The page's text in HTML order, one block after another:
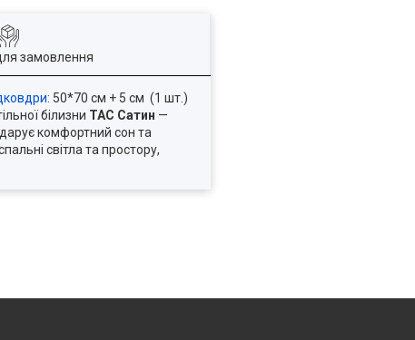
замовлення
: 50*70 см + 5 см (1 шт.)
білизни TAC Сатин —
комфортний сон та
світла та простору,